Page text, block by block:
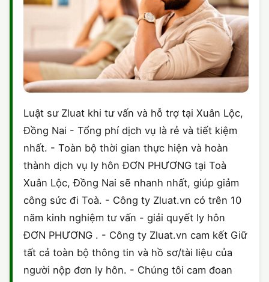
Luật sư Zluat khi tư vấn và hỗ trợ tại Xuân Lộc,
Đồng Nai - Tổng phí dịch vụ là rẻ và tiết kiệm
nhất. - Toàn bộ thời gian thực hiện và hoàn
thành dịch vụ ly hôn ĐƠN PHƯƠNG tại Toà
Xuân Lộc, Đồng Nai sẽ nhanh nhất, giúp giảm
công sức đi Toà. - Công ty Zluat.vn có trên 10
năm kinh nghiệm tư vấn - giải quyết ly hôn
ĐƠN PHƯƠNG . - Công ty Zluat.vn cam kết Giữ
tất cả toàn bộ thông tin và hồ sơ/tài liệu của
người nộp đơn ly hôn. - Chúng tôi cam đoan